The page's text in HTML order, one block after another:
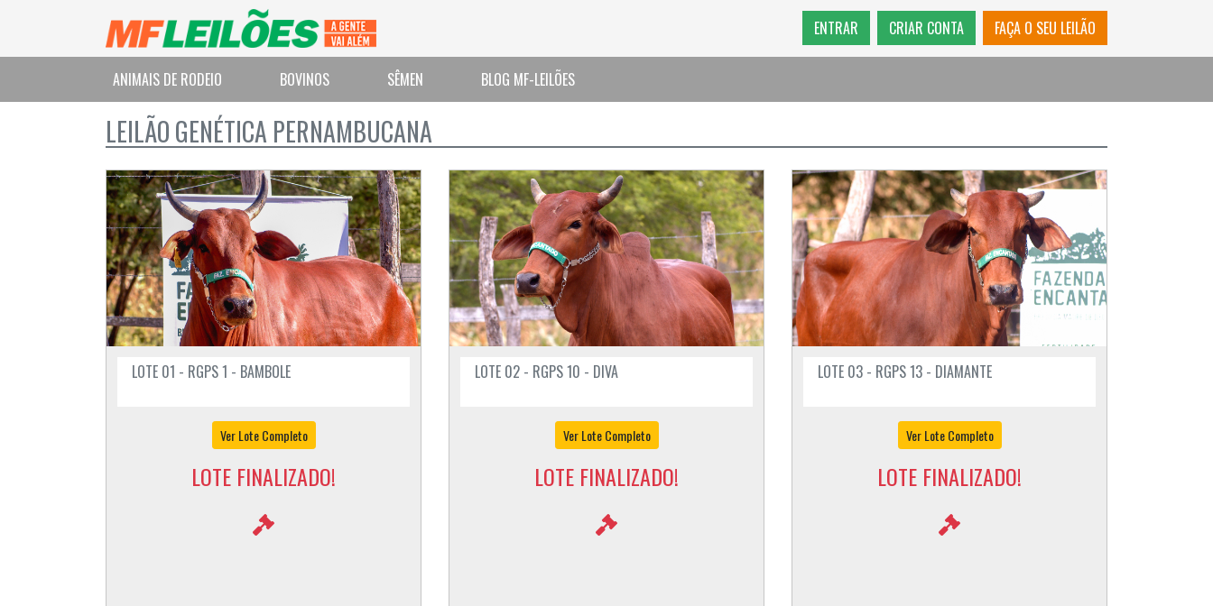
ENTRAR CRIAR CONTA FAÇA O SEU LEILÃO
ANIMAIS DE RODEIO BOVINOS SÊMEN BLOG MF-LEILÕES
LEILÃO GENÉTICA PERNAMBUCANA
LOTE 01 - RGPS 1 - BAMBOLE
Ver Lote Completo
LOTE FINALIZADO!
LOTE 02 - RGPS 10 - DIVA
Ver Lote Completo
LOTE FINALIZADO!
LOTE 03 - RGPS 13 - DIAMANTE
Ver Lote Completo
LOTE FINALIZADO!